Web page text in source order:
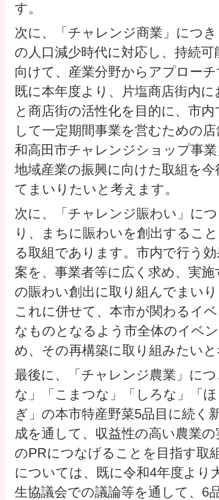
す。
次に、「チャレンジ商業」につ
の人口減少時代に対応し、持続
向けて、産業分野からアプロー
既に本年度より、片塩商店街内
と商店街の活性化を目的に、市
して一定期間事業を営むための
和高田市チャレンジショップ事
地域産業の振興に向けた取組を
てまいりたいと考えます。
次に、「チャレンジ賑わい」に
り、まちに賑わいを創出するこ
る取組であります。市内で行う
案を、事業者等に広く求め、実
の賑わい創出に取り組んでまい
これに併せて、本市が関わるイ
なものとなるよう市全体のイベ
め、その再構築に取り組みたい
最後に、「チャレンジ農業」に
な」「こまつな」「しろな」「
ぎ」の本市特産野菜5品目に続く
成を通して、収益性の高い農業
のPRにつなげることを目指す取
については、既に令和4年度より
生協議会での議論等を通して、6